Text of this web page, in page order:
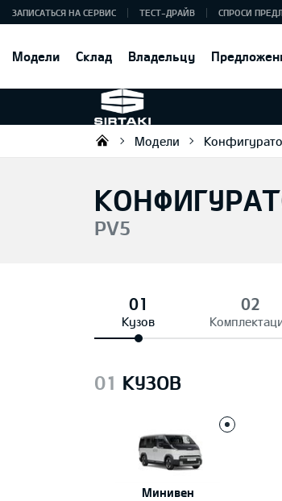
Модели Склад Владельцу
ЗАПИСАТЬСЯ НА СЕРВИС ТЕСТ-ДРАЙВ СПРОСИ
Sirtaki OÜ
Модели
PV5
Кузов
01 КУЗОВ
Минивен